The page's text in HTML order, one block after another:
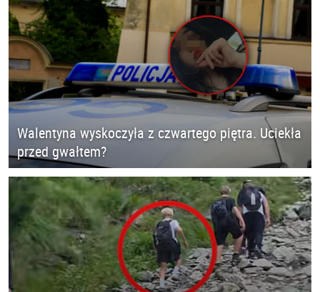
Walentyna wyskoczyła z czwartego piętra. Uciekła
przed gwałtem?